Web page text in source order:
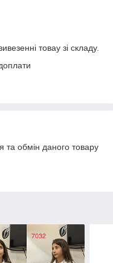
товау зі складу.
обмін даного товару